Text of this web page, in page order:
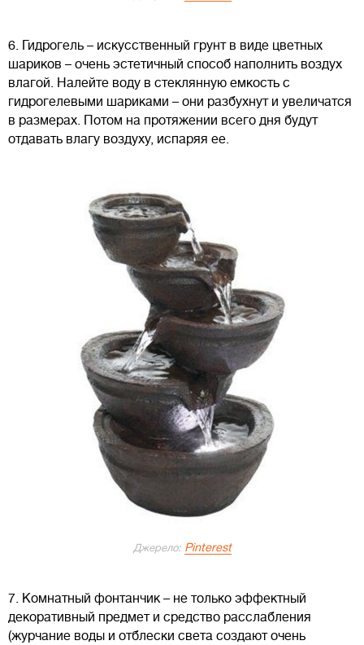
6. Гидрогель – искусственный грунт в виде цветных
шариков – очень эстетичный способ наполнить воздух
влагой. Налейте воду в стеклянную емкость с
гидрогелевыми шариками – они разбухнут и увеличатся
в размерах. Потом на протяжении всего дня будут
отдавать влагу воздуху, испаряя ее.
Джерело: Pinterest
7. Комнатный фонтанчик – не только эффектный
декоративный предмет и средство расслабления
(журчание воды и отблески света создают очень